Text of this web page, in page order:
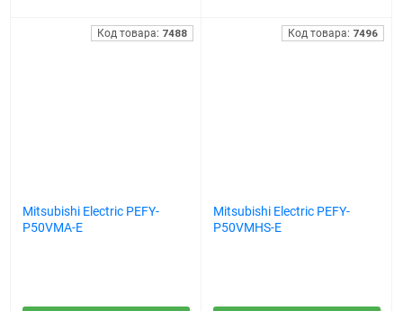
Код товара: 7488
Mitsubishi Electric PEFY-
P50VMA-E
Код товара: 7496
Mitsubishi Electric PEFY-
P50VMHS-E